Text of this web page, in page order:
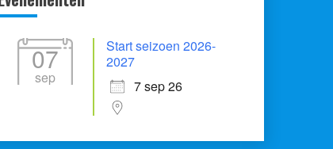
07
sep
Start seizoen 2026-
2027
7 sep 26